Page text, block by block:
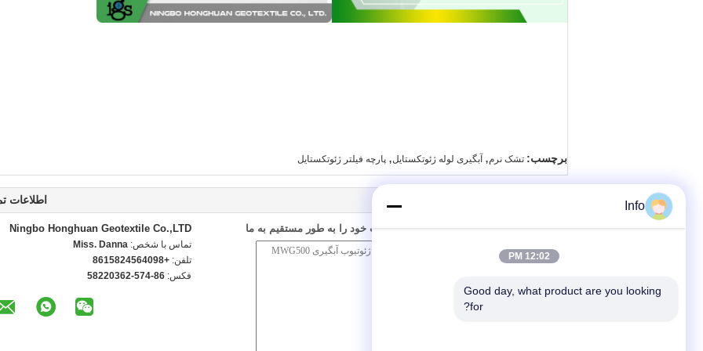
برچسب: تشک نرم, آبگیری لوله ژئوتکستایل, پارچه فیلتر ژئوتکستایل
اطلاعات
Ningbo Honghuan Geotextile Co.,LTD
تماس با شخص: Miss. Danna
تلفن: +8615824564098
فکس: 86-574-58220362
ارسال درخواست خود را به طور مستقیم به ما
Info
12:02 PM
Good day, what product are you looking
for?